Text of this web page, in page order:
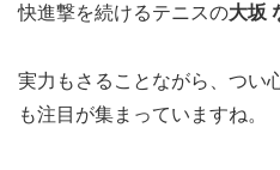
快進撃を続けるテニスの大坂
実力もさることながら、つい
も注目が集まっていますね。